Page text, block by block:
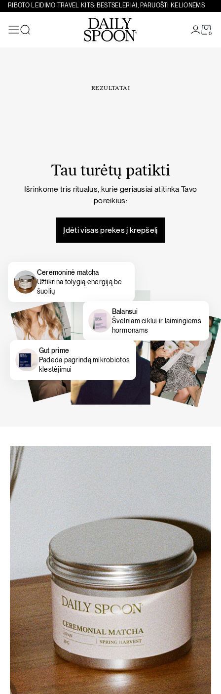
Eiti prie turinio
RIBOTO LEIDIMO TRAVEL KITS: BESTSELERIAI, PARUOŠTI KELIONĖMS
0
REZULTATAI
Tau turėtų patikti
Išrinkome tris ritualus, kurie geriausiai atitinka Tavo
poreikius:
Įdėti visas prekes į krepšelį
Ceremoninė matcha
Užtikrina tolygią energiją be
šuolių
Balansui
Švelniam ciklui ir laimingiems
hormonams
Gut prime
Padeda pagrindą mikrobiotos
klestėjimui